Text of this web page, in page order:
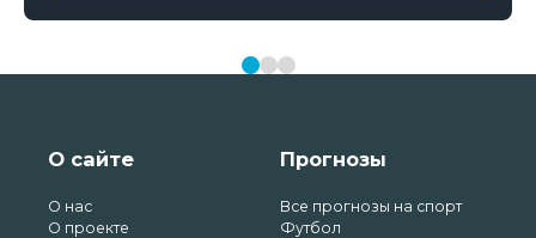
О сайте
О нас
О проекте
Прогнозы
Все прогнозы на спорт
Футбол